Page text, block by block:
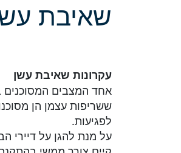
שאיבת
עקרונות שאיבת עשן
אחד המצבים המסוכנים
ששריפות עצמן הן
לפגיעות.
על מנת להגן על דיירי